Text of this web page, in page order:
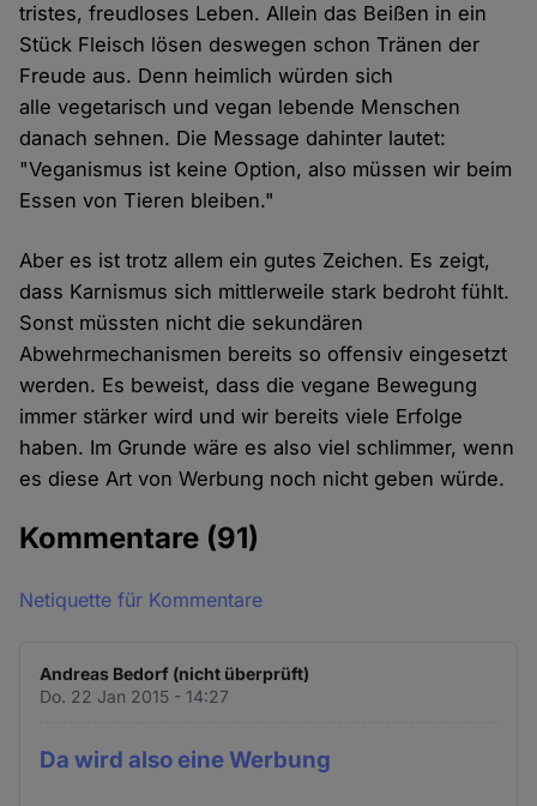
tristes, freudloses Leben. Allein das Beißen in ein
Stück Fleisch lösen deswegen schon Tränen der
Freude aus. Denn heimlich würden sich
alle vegetarisch und vegan lebende Menschen
danach sehnen. Die Message dahinter lautet:
"Veganismus ist keine Option, also müssen wir beim
Essen von Tieren bleiben."
Aber es ist trotz allem ein gutes Zeichen. Es zeigt,
dass Karnismus sich mittlerweile stark bedroht fühlt.
Sonst müssten nicht die sekundären
Abwehrmechanismen bereits so offensiv eingesetzt
werden. Es beweist, dass die vegane Bewegung
immer stärker wird und wir bereits viele Erfolge
haben. Im Grunde wäre es also viel schlimmer, wenn
es diese Art von Werbung noch nicht geben würde.
Kommentare (91)
Netiquette für Kommentare
Andreas Bedorf (nicht überprüft)
Do. 22 Jan 2015 - 14:27
Da wird also eine Werbung